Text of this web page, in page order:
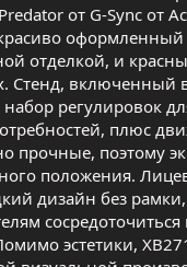
от G-Sync от
отделкой, и
Стенд, включенный в
регулировок
плюс
прочные, поэтому
положения.
дизайн без
эстетики,